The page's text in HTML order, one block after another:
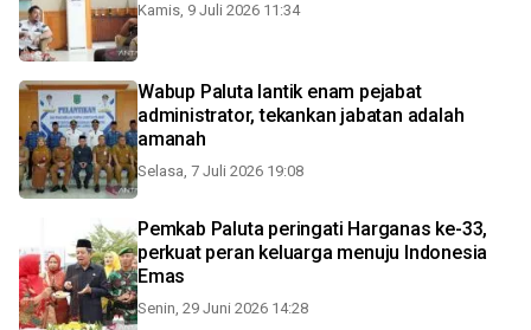
Kamis, 9 Juli 2026 11:34
Wabup Paluta lantik enam pejabat
administrator, tekankan jabatan adalah
amanah
Selasa, 7 Juli 2026 19:08
Pemkab Paluta peringati Harganas ke-33,
perkuat peran keluarga menuju Indonesia
Emas
Senin, 29 Juni 2026 14:28